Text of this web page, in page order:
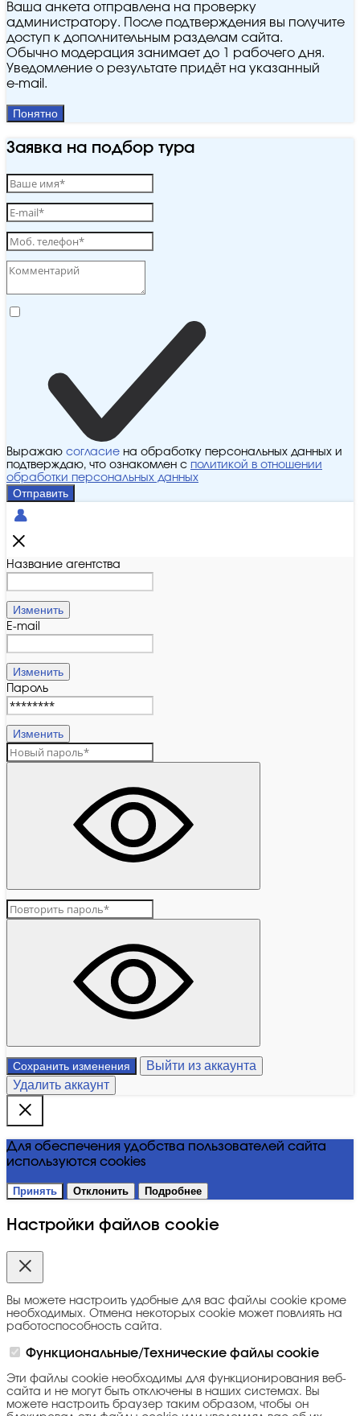
Ваша анкета отправлена на проверку
администратору. После подтверждения вы получите
доступ к дополнительным разделам сайта.
Обычно модерация занимает до 1 рабочего дня.
Уведомление о результате придёт на указанный
e‑mail.
Понятно
Заявка на подбор тура
Выражаю согласие на обработку персональных данных и
подтверждаю, что ознакомлен с политикой в отношении
обработки персональных данных
Отправить
Название агентства
Изменить
E-mail
Изменить
Пароль
Изменить
Сохранить изменения
Выйти из аккаунта
Удалить аккаунт
Для обеспечения удобства пользователей сайта
используются cookies
Принять Отклонить Подробнее
Настройки файлов cookie
Вы можете настроить удобные для вас файлы cookie кроме
необходимых. Отмена некоторых cookie может повлиять на
работоспособность сайта.
Функциональные/Технические файлы cookie
Эти файлы cookie необходимы для функционирования веб-
сайта и не могут быть отключены в наших системах. Вы
можете настроить браузер таким образом, чтобы он